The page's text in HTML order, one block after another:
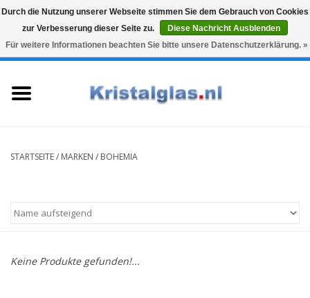
Snelle levering
Graveren
0 Artikel - €0,00
STARTSEITE/ MARKEN / BOHEMIA
Keine Produkte gefunden!...
Durch die Nutzung unserer Webseite stimmen Sie dem Gebrauch von Cookies
zur Verbesserung dieser Seite zu.
Diese Nachricht Ausblenden
Für weitere Informationen beachten Sie bitte unsere Datenschutzerklärung. »